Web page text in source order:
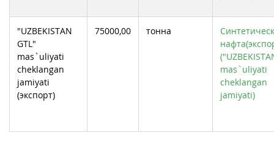
"UZBEKISTAN
GTL"
mas`uliyati
cheklangan
jamiyati
(экспорт)
75000,00 тонна
mas`uliyati
cheklangan
jamiyati)